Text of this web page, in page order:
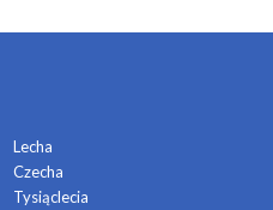
Lecha
Czecha
Tysiąclecia